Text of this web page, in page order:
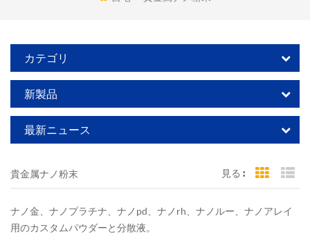
カテゴリ
新製品
最新ニュース
貴金属ナノ粉末 見る : Grid
ナノ金、ナノプラチナ、ナノpd、ナノrh、ナノルー、ナノアレイ
用のカスタムパウダーと分散液。